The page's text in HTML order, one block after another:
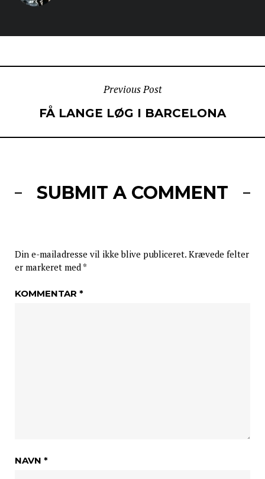
NAVIGATION
Previous Post
FÅ LANGE LØG I BARCELONA
SUBMIT A COMMENT
Din e-mailadresse vil ikke blive publiceret. Krævede felter
er markeret med *
KOMMENTAR *
NAVN *